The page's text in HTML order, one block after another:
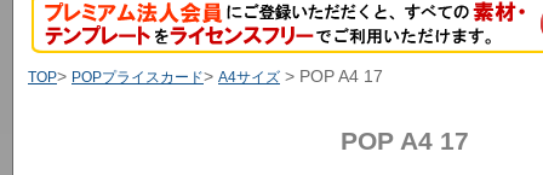
TOP> POPプライスカード> A4サイズ > POP A4 17
POP A4 17